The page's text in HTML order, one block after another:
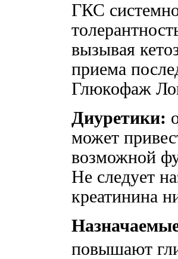
ГКС
вызывая
приема
Глюкофаж
Диуретики:
может
возможной
Не следует
креатинина
повышают